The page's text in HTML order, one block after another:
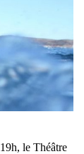
le Théâtre